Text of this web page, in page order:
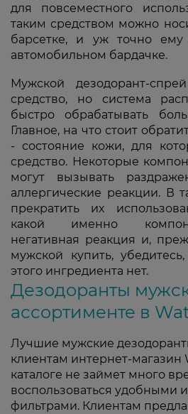
для повсеместного
таким средством можно
барсетке, и уж точно ему
автомобильном бардачке.
Мужской дезодорант-
средство, но система
быстро обрабатывать
Главное, на что стоит
- состояние кожи, для
средство. Некоторые
могут вызывать
аллергические реакции. В
прекратить их
какой именно
негативная реакция и,
мужской купить,
этого ингредиента нет.
Дезодоранты
ассортименте в
Лучшие мужские
клиентам интернет-магазин
каталоге не займет много
воспользоваться удобными
фильтрами. Клиентам